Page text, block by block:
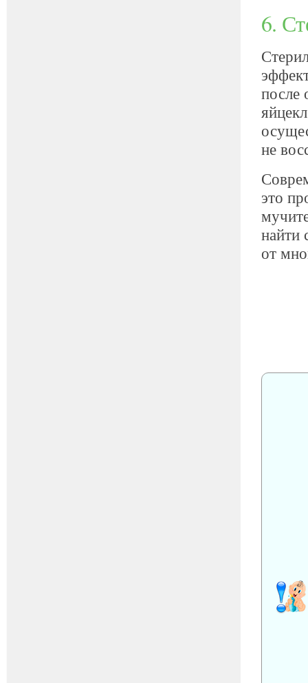
6.
после
не
это
найти
от